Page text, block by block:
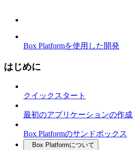
Box Platformを使用した開発
はじめに
クイックスタート
最初のアプリケーションの作成
Box Platformのサンドボックス
Box Platformについて